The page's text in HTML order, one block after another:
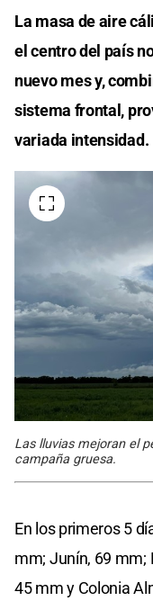
La masa de aire
el centro del país
nuevo mes y,
sistema frontal,
variada intensidad.
Las lluvias mejoran el
campaña gruesa.
En los primeros 5
mm; Junín, 69 mm;
45 mm y Colonia